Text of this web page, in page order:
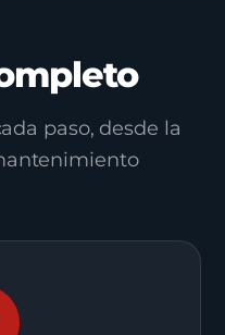
paso, desde la